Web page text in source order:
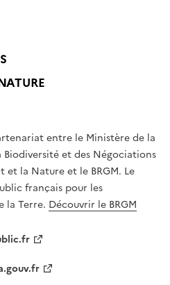
L
T
É
,
É
G
A
L
F
entre le Ministère de la
et des Négociations
la Nature et le BRGM. Le
français pour les
la Terre. Découvrir le BRGM